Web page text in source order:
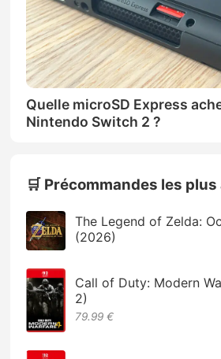
Quelle microSD Express
Nintendo Switch 2 ?
🛒 Précommandes les
The Legend of Zelda:
(2026)
Call of Duty: Modern
2)
79.99 €